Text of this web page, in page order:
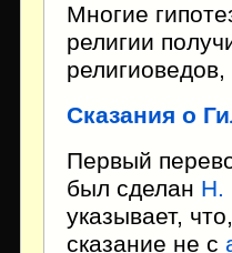
Многие
религии
Сказания о
Первый
был сделан Н.
указывает,
сказание не с